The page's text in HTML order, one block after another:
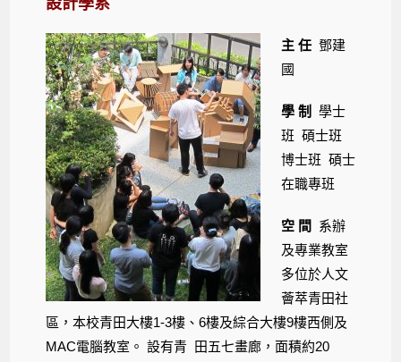
設計學系
主 任 鄧建
國
學 制
學士
班 碩士班
博士班 碩士
在職專班
空 間
系辦
及專業教室
多位於人文
薈萃青田社
區，本校青田大樓1-3樓、6樓及綜合大樓9樓西側及
MAC電腦教室。 設有青 田五七畫廊，面積約20